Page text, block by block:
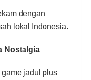
dengan
lokal Indonesia.
Nostalgia
jadul plus